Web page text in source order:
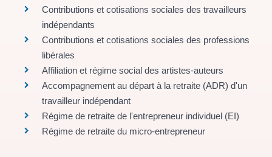
Contributions et cotisations sociales des travailleurs
indépendants
Contributions et cotisations sociales des professions
libérales
Affiliation et régime social des artistes-auteurs
Accompagnement au départ à la retraite (ADR) d'un
travailleur indépendant
Régime de retraite de l'entrepreneur individuel (EI)
Régime de retraite du micro-entrepreneur